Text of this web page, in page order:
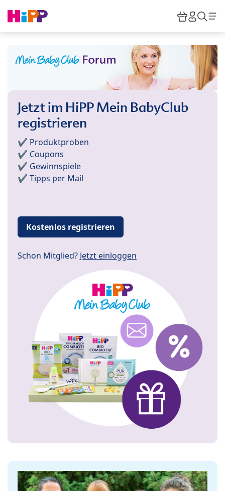
HiPP
Jetzt im HiPP Mein BabyClub
registrieren
✔️ Produktproben
✔️ Coupons
✔️ Gewinnspiele
✔️ Tipps per Mail
Kostenlos registrieren
Schon Mitglied? Jetzt einloggen